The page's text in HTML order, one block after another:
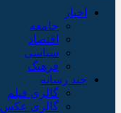
اخبار
جامعه
اقتصاد
سیاسی
فرهنگ
چند رسانه
گالری فیلم
گالری عکس